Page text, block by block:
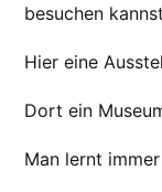
besuchen
Hier eine
Dort ein
Man lernt